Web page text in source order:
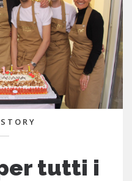
tutti i